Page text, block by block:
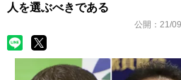
人を選ぶべきである
公開： 21/